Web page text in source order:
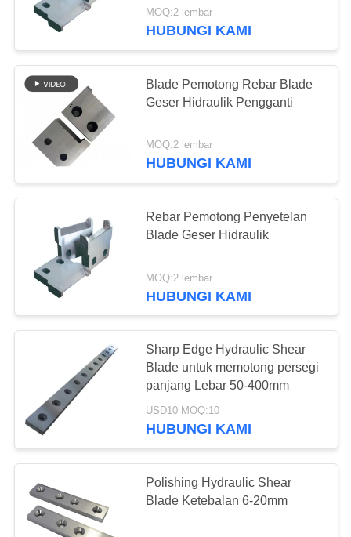
KASUS-
KASUS
MINTA
KUTIPAN
SITEMAP
KEBIJAKAN
PRIVASI
MOQ:2 lembar
HUBUNGI KAMI
Blade Pemotong Rebar Blade
Geser Hidraulik Pengganti
MOQ:2 lembar
HUBUNGI KAMI
Rebar Pemotong Penyetelan
Blade Geser Hidraulik
MOQ:2 lembar
HUBUNGI KAMI
Sharp Edge Hydraulic Shear
Blade untuk memotong persegi
panjang Lebar 50-400mm
USD10 MOQ:10
HUBUNGI KAMI
Polishing Hydraulic Shear
Blade Ketebalan 6-20mm